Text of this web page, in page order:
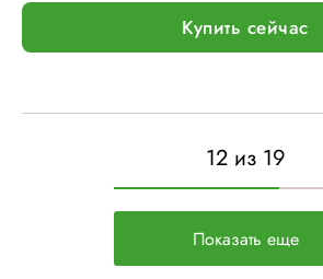
Шир. рулона с пленкой, мм:
Макс. грузоподъемность, кг:
Купить сейчас
12 из 19
Показать еще